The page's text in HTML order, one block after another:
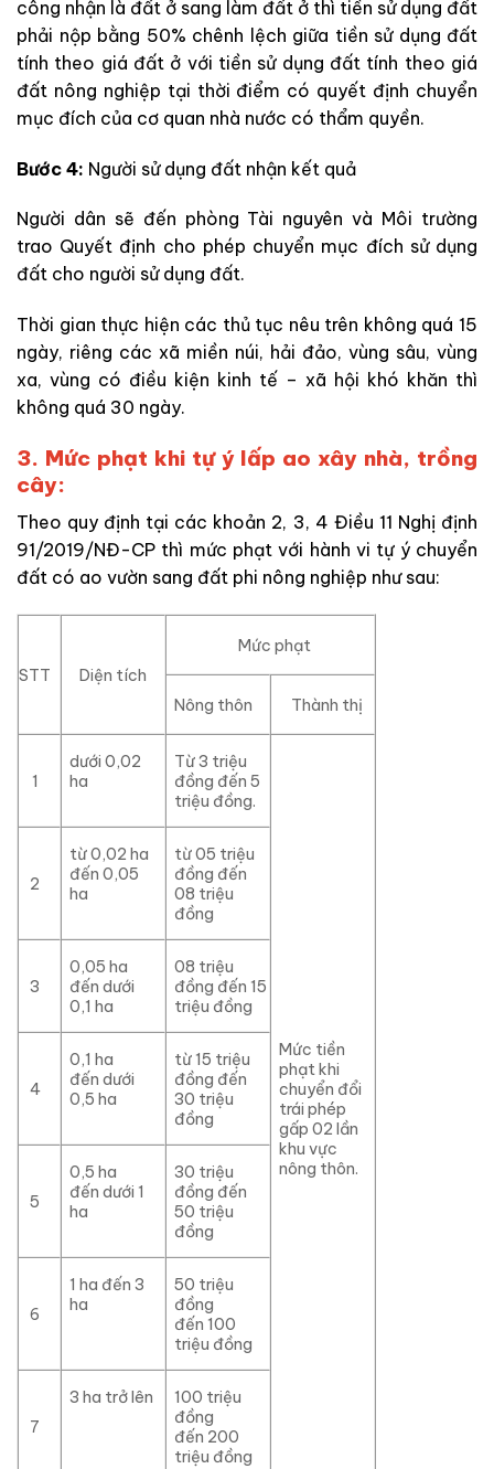
công nhận là đất ở sang làm đất ở thì tiền sử dụng đất
phải nộp bằng 50% chênh lệch giữa tiền sử dụng đất
tính theo giá đất ở với tiền sử dụng đất tính theo giá
đất nông nghiệp tại thời điểm có quyết định chuyển
mục đích của cơ quan nhà nước có thẩm quyền.
Bước 4: Người sử dụng đất nhận kết quả
Người dân sẽ đến phòng Tài nguyên và Môi trường
trao Quyết định cho phép chuyển mục đích sử dụng
đất cho người sử dụng đất.
Thời gian thực hiện các thủ tục nêu trên không quá 15
ngày, riêng các xã miền núi, hải đảo, vùng sâu, vùng
xa, vùng có điều kiện kinh tế – xã hội khó khăn thì
không quá 30 ngày.
3. Mức phạt khi tự ý lấp ao xây nhà, trồng
cây:
Theo quy định tại các khoản 2, 3, 4 Điều 11 Nghị định
91/2019/NĐ-CP thì mức phạt với hành vi tự ý chuyển
đất có ao vườn sang đất phi nông nghiệp như sau:
STT Diện tích
Mức phạt
Nông thôn Thành thị
1
dưới 0,02
ha
Từ 3 triệu
đồng đến 5
triệu đồng.
Mức tiền
phạt khi
chuyển đổi
trái phép
gấp 02 lần
khu vực
nông thôn.
2
từ 0,02 ha
đến 0,05
ha
từ 05 triệu
đồng đến
08 triệu
đồng
3
0,05 ha
đến dưới
0,1 ha
08 triệu
đồng đến 15
triệu đồng
4
0,1 ha
đến dưới
0,5 ha
từ 15 triệu
đồng đến
30 triệu
đồng
5
0,5 ha
đến dưới 1
ha
30 triệu
đồng đến
50 triệu
đồng
6
1 ha đến 3
ha
50 triệu
đồng
đến 100
triệu đồng
7
3 ha trở lên
100 triệu
đồng
đến 200
triệu đồng